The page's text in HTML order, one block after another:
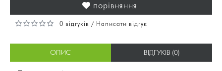
порівняння
0 відгуків / Написати відгук
ОПИС ВІДГУКІВ (0)